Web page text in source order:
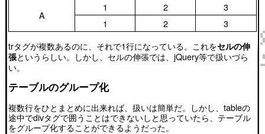
A
1 2
3
1
2
3
trタグが複数あるのに、それで1行になっている。これをセルの伸
張というらしい。しかし、セルの伸張では、jQuery等で扱いづら
い。
テーブルのグループ化
複数行をひとまとめに出来れば、扱いは簡単だ。しかし、tableの
途中でdivタグで囲うことはできないしと思っていたら、テーブル
をグループ化することができるようだった。